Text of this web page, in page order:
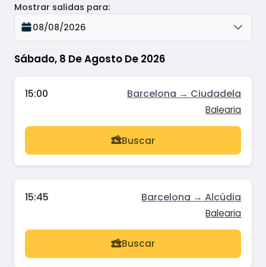
Sábado, 8 De Agosto De 2026
Mostrar salidas para:
08/08/2026
15:00 Barcelona → Ciudadela
Balearia
Buscar
15:45 Barcelona → Alcúdia
Balearia
Buscar